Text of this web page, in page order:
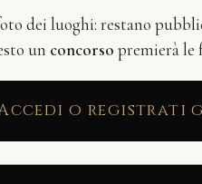
dei luoghi: restano
un concorso premierà le
o registrati